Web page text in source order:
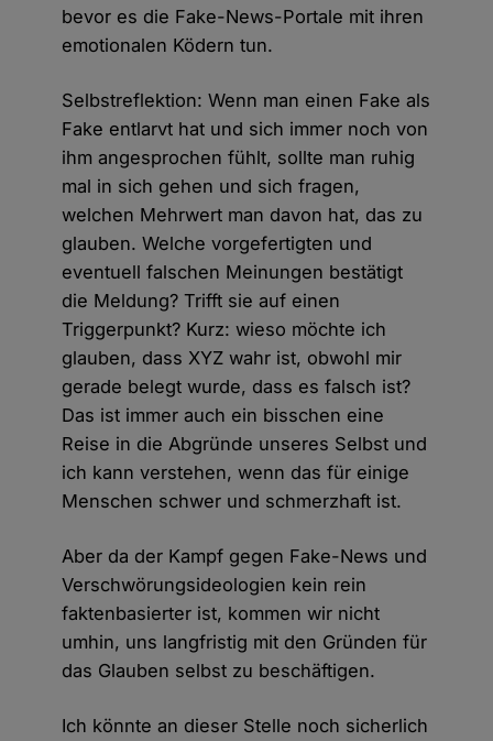
bevor es die Fake-News-Portale mit ihren
emotionalen Ködern tun.
Selbstreflektion: Wenn man einen Fake als
Fake entlarvt hat und sich immer noch von
ihm angesprochen fühlt, sollte man ruhig
mal in sich gehen und sich fragen,
welchen Mehrwert man davon hat, das zu
glauben. Welche vorgefertigten und
eventuell falschen Meinungen bestätigt
die Meldung? Trifft sie auf einen
Triggerpunkt? Kurz: wieso möchte ich
glauben, dass XYZ wahr ist, obwohl mir
gerade belegt wurde, dass es falsch ist?
Das ist immer auch ein bisschen eine
Reise in die Abgründe unseres Selbst und
ich kann verstehen, wenn das für einige
Menschen schwer und schmerzhaft ist.
Aber da der Kampf gegen Fake-News und
Verschwörungsideologien kein rein
faktenbasierter ist, kommen wir nicht
umhin, uns langfristig mit den Gründen für
das Glauben selbst zu beschäftigen.
Ich könnte an dieser Stelle noch sicherlich